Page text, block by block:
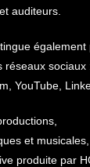
auditeurs.
également
réseaux sociaux
YouTube,
et
produite par